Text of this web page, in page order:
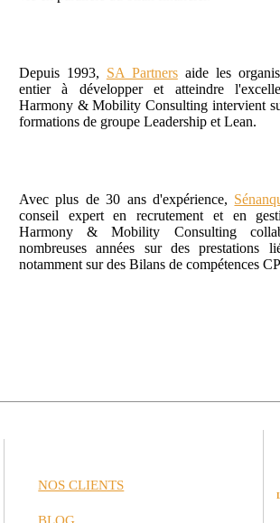
Depuis 1993, SA Partnersaide les
entier à développer et atteindre
Harmony & Mobility Consulting intervient
formations de groupe Leadership et Lean.
Avec plus de 30 ans d'expérience,
conseil expert en recrutement et en
Harmony & Mobility Consulting
nombreuses années sur des prestations
notamment sur des Bilans de compétences
NOS CLIENTS